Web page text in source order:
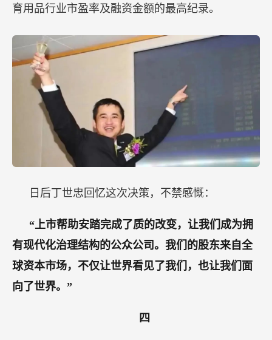
育用品行业市盈率及融资金额的最高纪录。
日后丁世忠回忆这次决策，不禁感慨：
“上市帮助安踏完成了质的改变，让我们成为拥
有现代化治理结构的公众公司。我们的股东来自全
球资本市场，不仅让世界看见了我们，也让我们面
向了世界。”
四